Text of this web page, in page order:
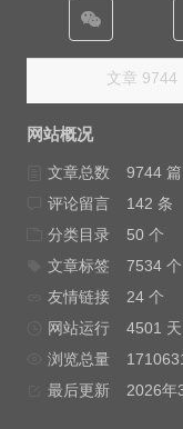
文章 9744
网站概况
文章总数
9744 篇
评论留言
142 条
分类目录
50 个
文章标签
7534 个
友情链接
24 个
网站运行
4501 天
浏览总量
最后更新
2026年